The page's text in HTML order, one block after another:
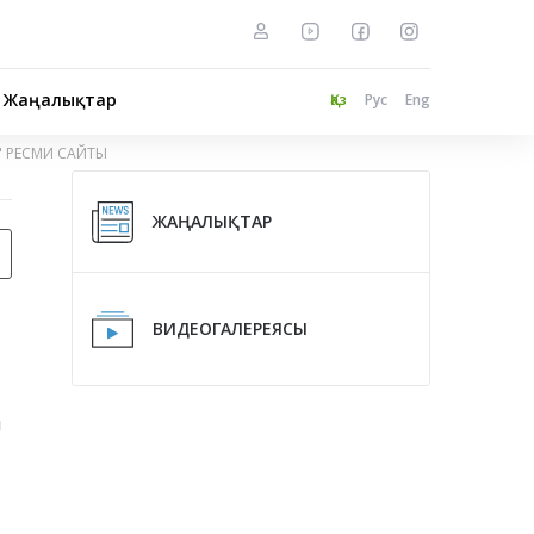
Жаңалықтар Қаз Рус Eng
РЕСМИ САЙТЫ
ЖАҢАЛЫҚТАР
ВИДЕОГАЛЕРЕЯСЫ